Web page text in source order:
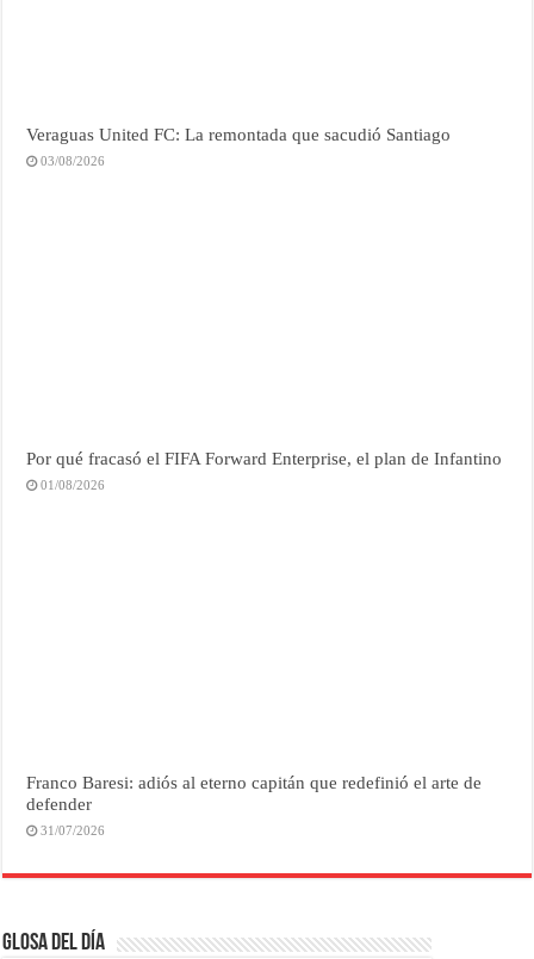
Veraguas United FC: La remontada que sacudió Santiago
03/08/2026
Por qué fracasó el FIFA Forward Enterprise, el plan de Infantino
01/08/2026
Franco Baresi: adiós al eterno capitán que redefinió el arte de
defender
31/07/2026
Glosa del Día